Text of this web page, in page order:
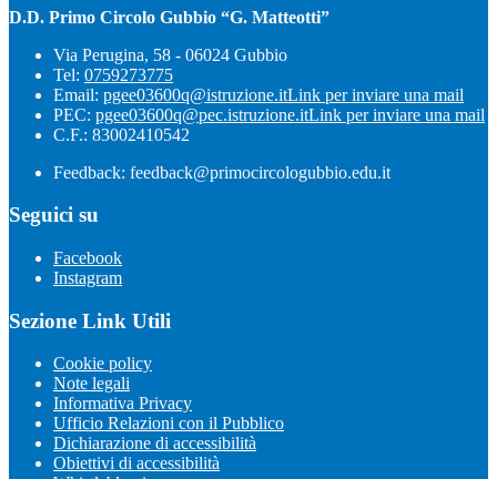
D.D. Primo Circolo Gubbio “G. Matteotti”
Via Perugina, 58 - 06024 Gubbio
Tel: 0759273775
Email: pgee03600q@istruzione.itLink per inviare una mail
PEC: pgee03600q@pec.istruzione.itLink per inviare una mail
C.F.: 83002410542
Feedback: feedback@primocircologubbio.edu.it
Seguici su
Facebook
Instagram
Sezione Link Utili
Cookie policy
Note legali
Informativa Privacy
Ufficio Relazioni con il Pubblico
Dichiarazione di accessibilità
Obiettivi di accessibilità